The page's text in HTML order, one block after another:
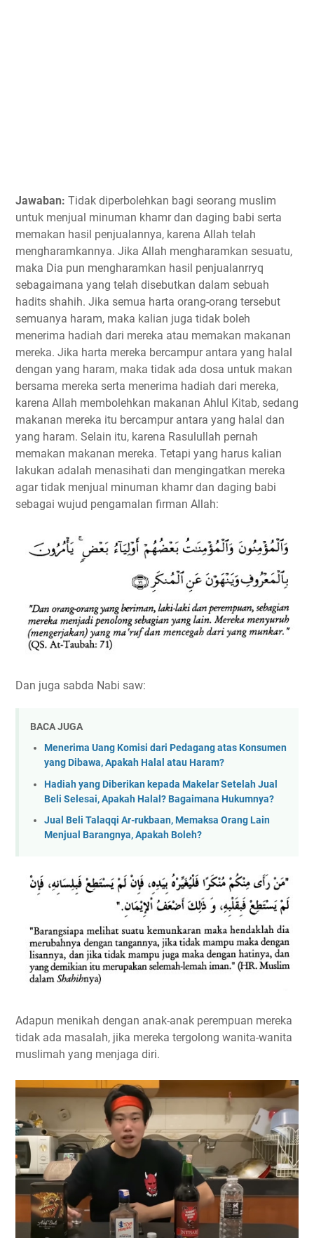
Jawaban: Tidak diperbolehkan bagi seorang muslim
untuk menjual minuman khamr dan daging babi serta
memakan hasil penjualannya, karena Allah telah
mengharamkannya. Jika Allah mengharamkan sesuatu,
maka Dia pun mengharamkan hasil penjualanrryq
sebagaimana yang telah disebutkan dalam sebuah
hadits shahih. Jika semua harta orang-orang tersebut
semuanya haram, maka kalian juga tidak boleh
menerima hadiah dari mereka atau memakan makanan
mereka. Jika harta mereka bercampur antara yang halal
dengan yang haram, maka tidak ada dosa untuk makan
bersama mereka serta menerima hadiah dari mereka,
karena Allah membolehkan makanan Ahlul Kitab, sedang
makanan mereka itu bercampur antara yang halal dan
yang haram. Selain itu, karena Rasulullah pernah
memakan makanan mereka. Tetapi yang harus kalian
lakukan adalah menasihati dan mengingatkan mereka
agar tidak menjual minuman khamr dan daging babi
sebagai wujud pengamalan firman Allah:
Dan juga sabda Nabi saw:
BACA JUGA
Menerima Uang Komisi dari Pedagang atas Konsumen
yang Dibawa, Apakah Halal atau Haram?
Hadiah yang Diberikan kepada Makelar Setelah Jual
Beli Selesai, Apakah Halal? Bagaimana Hukumnya?
Jual Beli Talaqqi Ar-rukbaan, Memaksa Orang Lain
Menjual Barangnya, Apakah Boleh?
Adapun menikah dengan anak-anak perempuan mereka
tidak ada masalah, jika mereka tergolong wanita-wanita
muslimah yang menjaga diri.